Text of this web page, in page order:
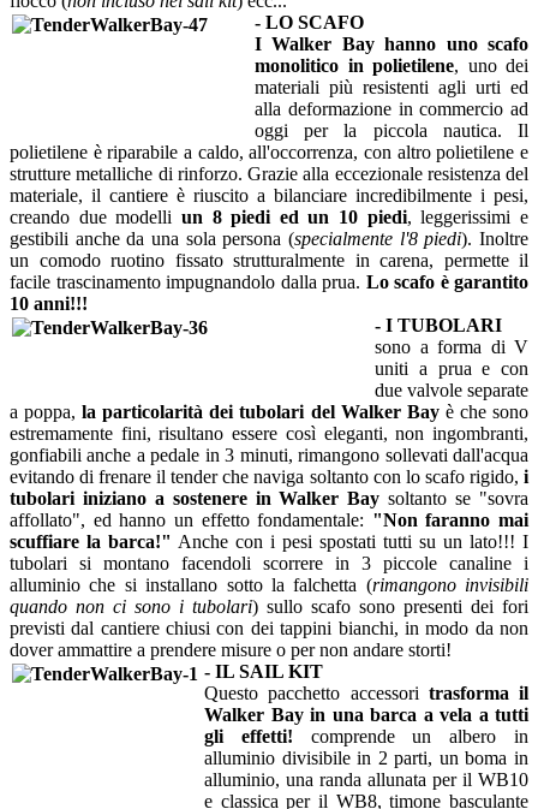
- LO SCAFO
I Walker Bay hanno uno scafo
monolitico in polietilene, uno dei
materiali più resistenti agli urti ed
alla deformazione in commercio ad
oggi per la piccola nautica. Il
polietilene è riparabile a caldo, all'occorrenza, con altro polietilene e
strutture metalliche di rinforzo. Grazie alla eccezionale resistenza del
materiale, il cantiere è riuscito a bilanciare incredibilmente i pesi,
creando due modelli un 8 piedi ed un 10 piedi, leggerissimi e
gestibili anche da una sola persona (specialmente l'8 piedi). Inoltre
un comodo ruotino fissato strutturalmente in carena, permette il
facile trascinamento impugnandolo dalla prua. Lo scafo è garantito
10 anni!!!
- I TUBOLARI
sono a forma di V
uniti a prua e con
due valvole separate
a poppa,la particolarità dei tubolari del Walker Bayè che sono
estremamente fini, risultano essere così eleganti, non ingombranti,
gonfiabili anche a pedale in 3 minuti, rimangono sollevati dall'acqua
evitando di frenare il tender che naviga soltanto con lo scafo rigido, i
tubolari iniziano a sostenere in Walker Bay soltanto se "sovra
affollato", ed hanno un effetto fondamentale: "Non faranno mai
scuffiare la barca!" Anche con i pesi spostati tutti su un lato!!! I
tubolari si montano facendoli scorrere in 3 piccole canaline i
alluminio che si installano sotto la falchetta (rimangono invisibili
quando non ci sono i tubolari) sullo scafo sono presenti dei fori
previsti dal cantiere chiusi con dei tappini bianchi, in modo da non
dover ammattire a prendere misure o per non andare storti!
- IL SAIL KIT
Questo pacchetto accessori trasforma il
Walker Bay in una barca a vela a tutti
gli effetti! comprende un albero in
alluminio divisibile in 2 parti, un boma in
alluminio, una randa allunata per il WB10
e classica per il WB8, timone basculante